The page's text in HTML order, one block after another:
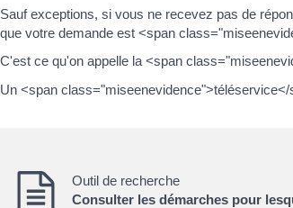
Sauf exceptions, si vous ne recevez pas de
que votre demande est <span
C'est ce qu'on appelle la <span
Un <span
Outil de recherche
Consulter les démarches pour